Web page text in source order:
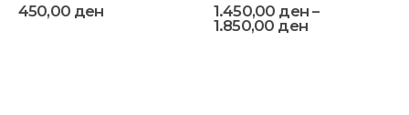
450,00 ден 1.450,00 ден –
1.850,00 ден